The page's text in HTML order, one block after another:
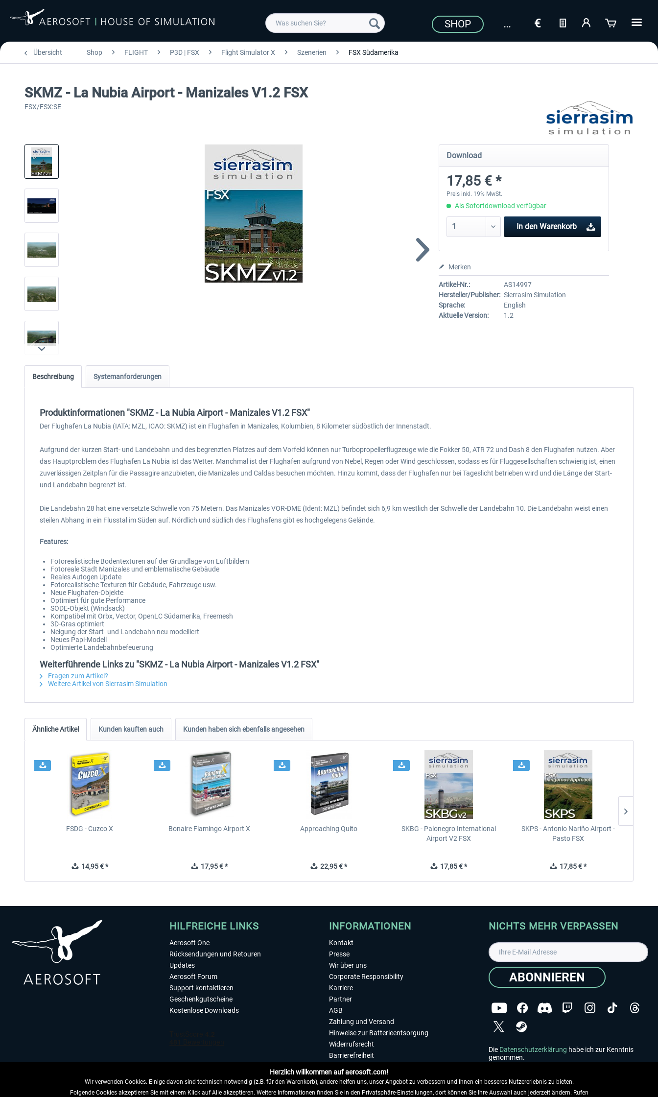
SHOP
Übersicht Shop FLIGHT P3D | FSX Flight Simulator X Szenerien FSX Südamerika
SKMZ - La Nubia Airport - Manizales V1.2 FSX
FSX/FSX:SE
Download
17,85 € *
Preis inkl. 19% MwSt.
Als Sofortdownload verfügbar
In den Warenkorb
Merken
Artikel-Nr.:
AS14997
Hersteller/Publisher: Sierrasim Simulation
Sprache:
English
Aktuelle Version:
1.2
Beschreibung Systemanforderungen
Produktinformationen "SKMZ - La Nubia Airport - Manizales V1.2 FSX"
Der Flughafen La Nubia (IATA: MZL, ICAO: SKMZ) ist ein Flughafen in Manizales, Kolumbien, 8 Kilometer südöstlich der Innenstadt.
Aufgrund der kurzen Start- und Landebahn und des begrenzten Platzes auf dem Vorfeld können nur Turbopropellerflugzeuge wie die Fokker 50, ATR 72 und Dash 8 den Flughafen nutzen. Aber
das Hauptproblem des Flughafen La Nubia ist das Wetter. Manchmal ist der Flughafen aufgrund von Nebel, Regen oder Wind geschlossen, sodass es für Fluggesellschaften schwierig ist, einen
zuverlässigen Zeitplan für die Passagire anzubieten, die Manizales und Caldas besuchen möchten. Hinzu kommt, dass der Flughafen nur bei Tageslicht betrieben wird und die Länge der Start-
und Landebahn begrenzt ist.
Die Landebahn 28 hat eine versetzte Schwelle von 75 Metern. Das Manizales VOR-DME (Ident: MZL) befindet sich 6,9 km westlich der Schwelle der Landebahn 10. Die Landebahn weist einen
steilen Abhang in ein Flusstal im Süden auf. Nördlich und südlich des Flughafens gibt es hochgelegens Gelände.
Features:
Fotorealistische Bodentexturen auf der Grundlage von Luftbildern
Fotoreale Stadt Manizales und emblematische Gebäude
Reales Autogen Update
Fotorealistische Texturen für Gebäude, Fahrzeuge usw.
Neue Flughafen-Objekte
Optimiert für gute Performance
SODE-Objekt (Windsack)
Kompatibel mit Orbx, Vector, OpenLC Südamerika, Freemesh
3D-Gras optimiert
Neigung der Start- und Landebahn neu modelliert
Neues Papi-Modell
Optimierte Landebahnbefeuerung
Weiterführende Links zu "SKMZ - La Nubia Airport - Manizales V1.2 FSX"
Fragen zum Artikel?
Weitere Artikel von Sierrasim Simulation
Ähnliche Artikel Kunden kauften auch Kunden haben sich ebenfalls angesehen
FSDG - Cuzco X
14,95 € *
Bonaire Flamingo Airport X
17,95 € *
Approaching Quito
22,95 € *
SKBG - Palonegro International
Airport V2 FSX
17,85 € *
SKPS - Antonio Nariño Airport -
Pasto FSX
17,85 € *
HILFREICHE LINKS
Aerosoft One
Rücksendungen und Retouren
Updates
Aerosoft Forum
Support kontaktieren
Geschenkgutscheine
Kostenlose Downloads
INFORMATIONEN
Kontakt
Presse
Wir über uns
Corporate Responsibility
Karriere
Partner
AGB
Zahlung und Versand
Hinweise zur Batterieentsorgung
Widerrufsrecht
Barrierefreiheit
Impressum
NICHTS MEHR VERPASSEN
ABONNIEREN
Die Datenschutzerklärung habe ich zur Kenntnis
genommen.
Herzlich willkommen auf aerosoft.com!
Wir verwenden Cookies. Einige davon sind technisch notwendig (z.B. für den Warenkorb), andere helfen uns, unser Angebot zu verbessern und Ihnen ein besseres Nutzererlebnis zu bieten.
Folgende Cookies akzeptieren Sie mit einem Klick auf Alle akzeptieren. Weitere Informationen finden Sie in den Privatsphäre-Einstellungen, dort können Sie Ihre Auswahl auch jederzeit ändern. Rufen